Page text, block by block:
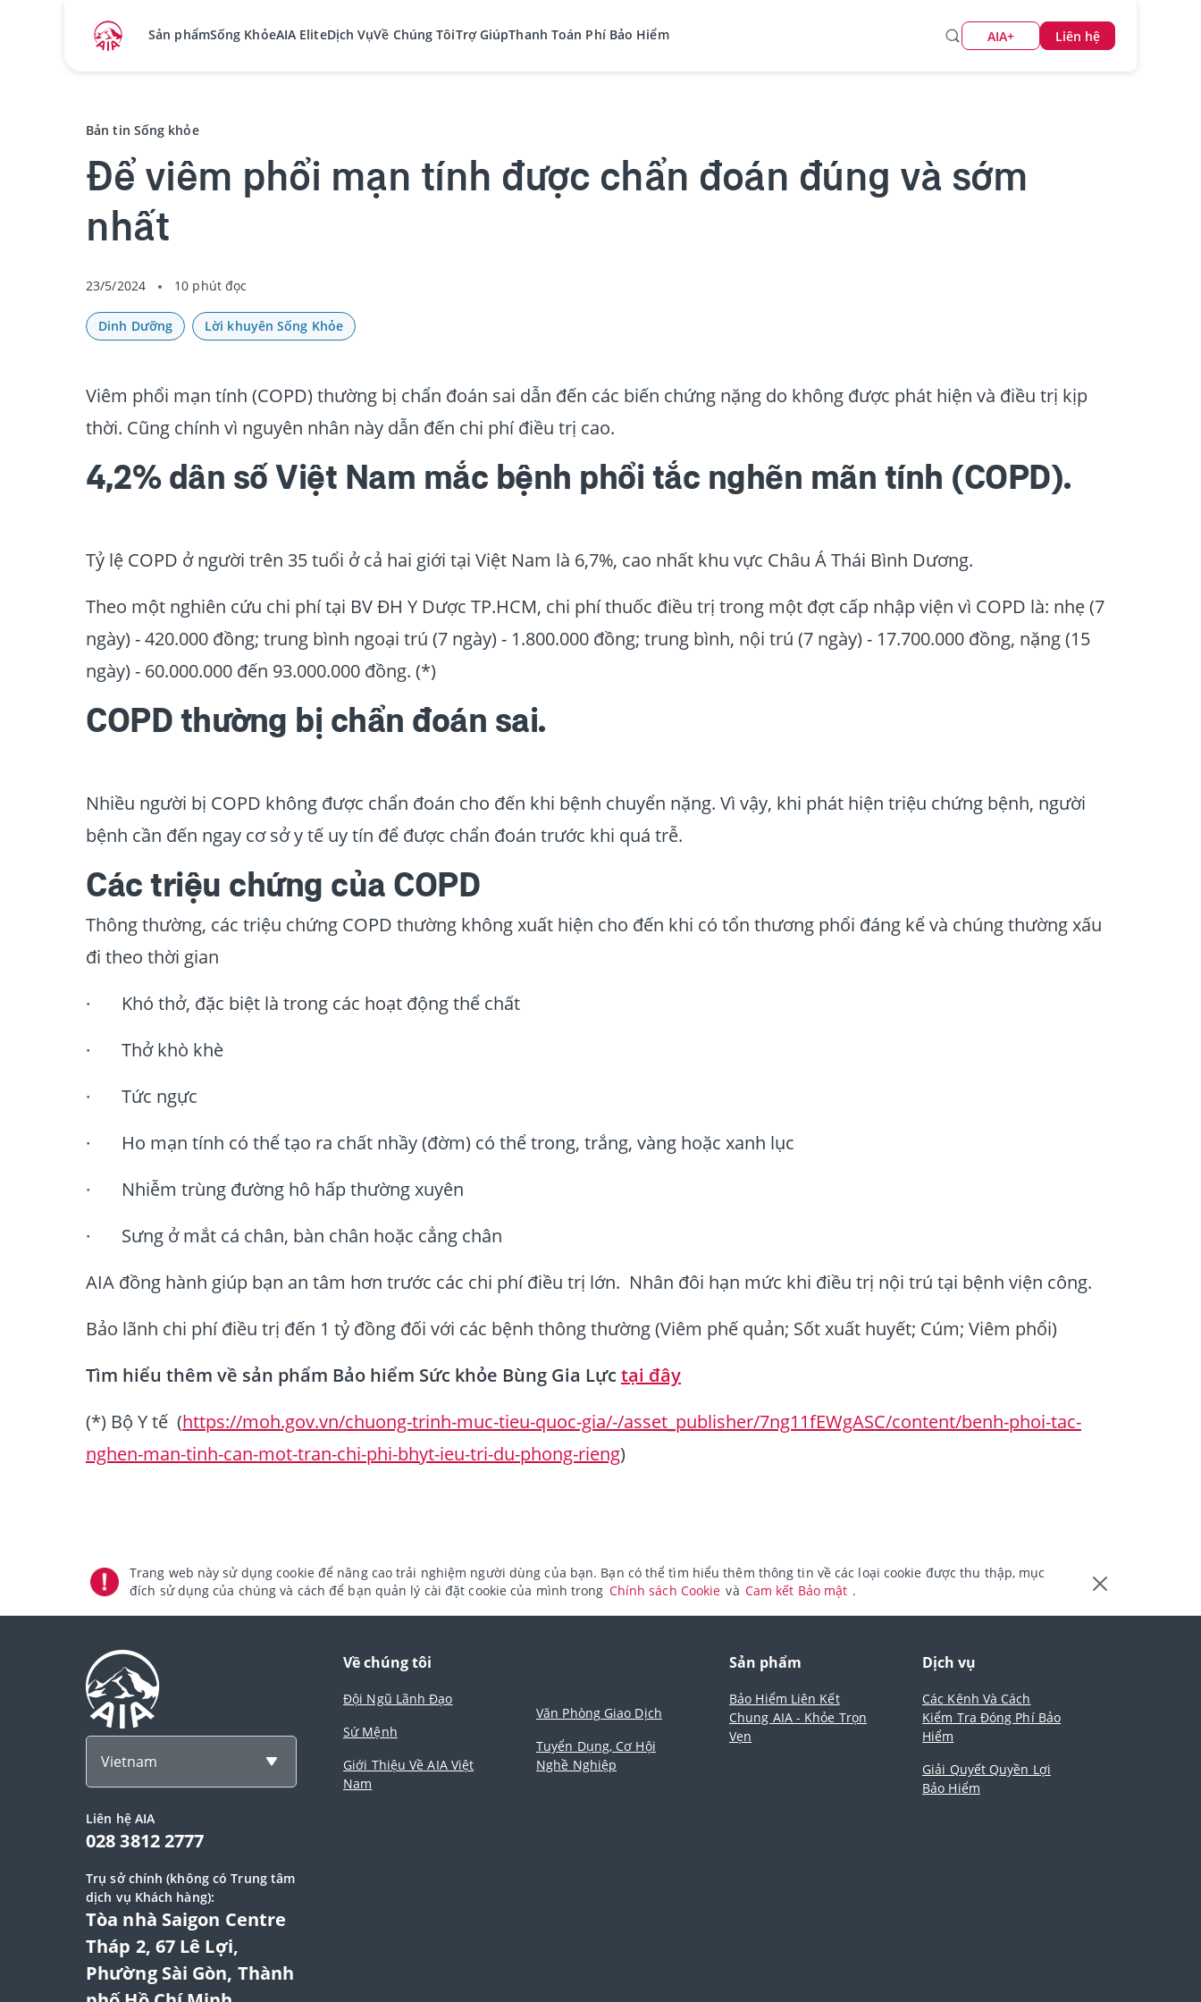
Sản phẩmSống KhỏeAIA EliteDịch VụVề Chúng TôiTrợ GiúpThanh Toán Phí Bảo Hiểm AIA+ Liên hệ
Bản tin Sống khỏe
Để viêm phổi mạn tính được chẩn đoán đúng và sớm
nhất
23/5/2024 10 phút đọc
Dinh Dưỡng Lời khuyên Sống Khỏe
Viêm phổi mạn tính (COPD) thường bị chẩn đoán sai dẫn đến các biến chứng nặng do không được phát hiện và điều trị kịp
thời. Cũng chính vì nguyên nhân này dẫn đến chi phí điều trị cao.
4,2% dân số Việt Nam mắc bệnh phổi tắc nghẽn mãn tính (COPD).
Tỷ lệ COPD ở người trên 35 tuổi ở cả hai giới tại Việt Nam là 6,7%, cao nhất khu vực Châu Á Thái Bình Dương.
Theo một nghiên cứu chi phí tại BV ĐH Y Dược TP.HCM, chi phí thuốc điều trị trong một đợt cấp nhập viện vì COPD là: nhẹ (7
ngày) - 420.000 đồng; trung bình ngoại trú (7 ngày) - 1.800.000 đồng; trung bình, nội trú (7 ngày) - 17.700.000 đồng, nặng (15
ngày) - 60.000.000 đến 93.000.000 đồng. (*)
COPD thường bị chẩn đoán sai.
Nhiều người bị COPD không được chẩn đoán cho đến khi bệnh chuyển nặng. Vì vậy, khi phát hiện triệu chứng bệnh, người
bệnh cần đến ngay cơ sở y tế uy tín để được chẩn đoán trước khi quá trễ.
Các triệu chứng của COPD
Thông thường, các triệu chứng COPD thường không xuất hiện cho đến khi có tổn thương phổi đáng kể và chúng thường xấu
đi theo thời gian
· Khó thở, đặc biệt là trong các hoạt động thể chất
· Thở khò khè
· Tức ngực
· Ho mạn tính có thể tạo ra chất nhầy (đờm) có thể trong, trắng, vàng hoặc xanh lục
· Nhiễm trùng đường hô hấp thường xuyên
· Sưng ở mắt cá chân, bàn chân hoặc cẳng chân
AIA đồng hành giúp bạn an tâm hơn trước các chi phí điều trị lớn. Nhân đôi hạn mức khi điều trị nội trú tại bệnh viện công.
Bảo lãnh chi phí điều trị đến 1 tỷ đồng đối với các bệnh thông thường (Viêm phế quản; Sốt xuất huyết; Cúm; Viêm phổi)
Tìm hiểu thêm về sản phẩm Bảo hiểm Sức khỏe Bùng Gia Lực tại đây
(*) Bộ Y tế (https://moh.gov.vn/chuong-trinh-muc-tieu-quoc-gia/-/asset_publisher/7ng11fEWgASC/content/benh-phoi-tac-
nghen-man-tinh-can-mot-tran-chi-phi-bhyt-ieu-tri-du-phong-rieng)
Trang web này sử dụng cookie để nâng cao trải nghiệm người dùng của bạn. Bạn có thể tìm hiểu thêm thông tin về các loại cookie được thu thập, mục
đích sử dụng của chúng và cách để bạn quản lý cài đặt cookie của mình trong Chính sách Cookie và Cam kết Bảo mật .
Vietnam
Liên hệ AIA
028 3812 2777
Trụ sở chính (không có Trung tâm
dịch vụ Khách hàng):
Tòa nhà Saigon Centre
Tháp 2, 67 Lê Lợi,
Phường Sài Gòn, Thành
Về chúng tôi
Đội Ngũ Lãnh Đạo
Sứ Mệnh
Giới Thiệu Về AIA Việt
Nam
Văn Phòng Giao Dịch
Tuyển Dụng, Cơ Hội
Nghề Nghiệp
Sản phẩm
Bảo Hiểm Liên Kết
Chung AIA - Khỏe Trọn
Vẹn
Dịch vụ
Các Kênh Và Cách
Kiểm Tra Đóng Phí Bảo
Hiểm
Giải Quyết Quyền Lợi
Bảo Hiểm